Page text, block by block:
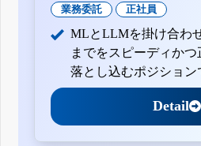
業務委託 正社員
MLとLLMを掛け合わ
までをスピーディか
落とし込むポジション
Detail